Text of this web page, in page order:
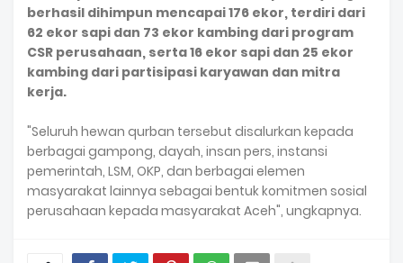
berhasil dihimpun mencapai 176 ekor, terdiri dari
62 ekor sapi dan 73 ekor kambing dari program
CSR perusahaan, serta 16 ekor sapi dan 25 ekor
kambing dari partisipasi karyawan dan mitra
kerja.
"Seluruh hewan qurban tersebut disalurkan kepada
berbagai gampong, dayah, insan pers, instansi
pemerintah, LSM, OKP, dan berbagai elemen
masyarakat lainnya sebagai bentuk komitmen sosial
perusahaan kepada masyarakat Aceh", ungkapnya.